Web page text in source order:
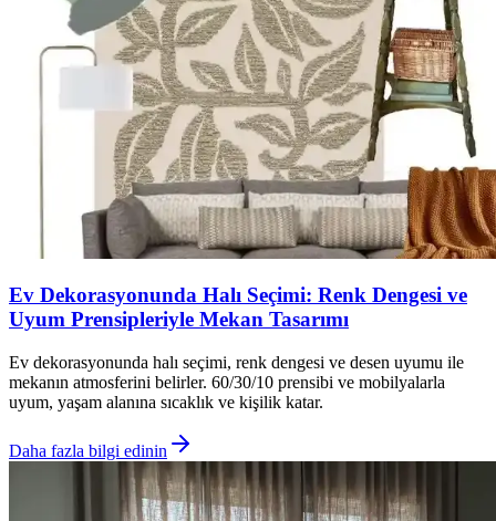
Ev Dekorasyonunda Halı Seçimi: Renk Dengesi ve
Uyum Prensipleriyle Mekan Tasarımı
Ev dekorasyonunda halı seçimi, renk dengesi ve desen uyumu ile
mekanın atmosferini belirler. 60/30/10 prensibi ve mobilyalarla
uyum, yaşam alanına sıcaklık ve kişilik katar.
Daha fazla bilgi edinin